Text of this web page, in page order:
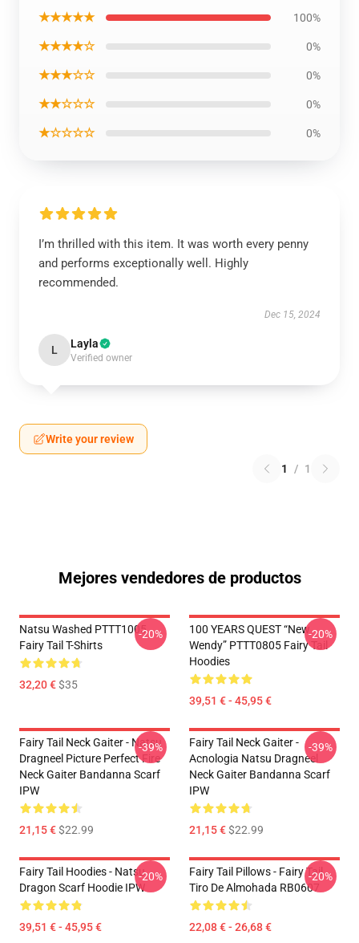
★★★★★ 100%
★★★★☆ 0%
★★★☆☆ 0%
★★☆☆☆ 0%
★☆☆☆☆ 0%
I’m thrilled with this item. It was worth every penny
and performs exceptionally well. Highly
recommended.
Dec 15, 2024
L Layla
Verified owner
Write your review
1 / 1
Mejores vendedores de productos
Natsu Washed PTTT1005
Fairy Tail T-Shirts
32,20 €$35
-20%
100 YEARS QUEST “New
Wendy” PTTT0805 Fairy Tail
Hoodies
39,51 € - 45,95 €
-20%
Fairy Tail Neck Gaiter - Natsu
Dragneel Picture Perfect Fire
Neck Gaiter Bandanna Scarf
IPW
21,15 €$22.99
-39%
Fairy Tail Neck Gaiter -
Acnologia Natsu Dragneel
Neck Gaiter Bandanna Scarf
IPW
21,15 €$22.99
-39%
Fairy Tail Hoodies - Natsu
Dragon Scarf Hoodie IPW
39,51 € - 45,95 €
-20%
Fairy Tail Pillows - Fairy Tail
Tiro De Almohada RB0607
22,08 € - 26,68 €
-20%